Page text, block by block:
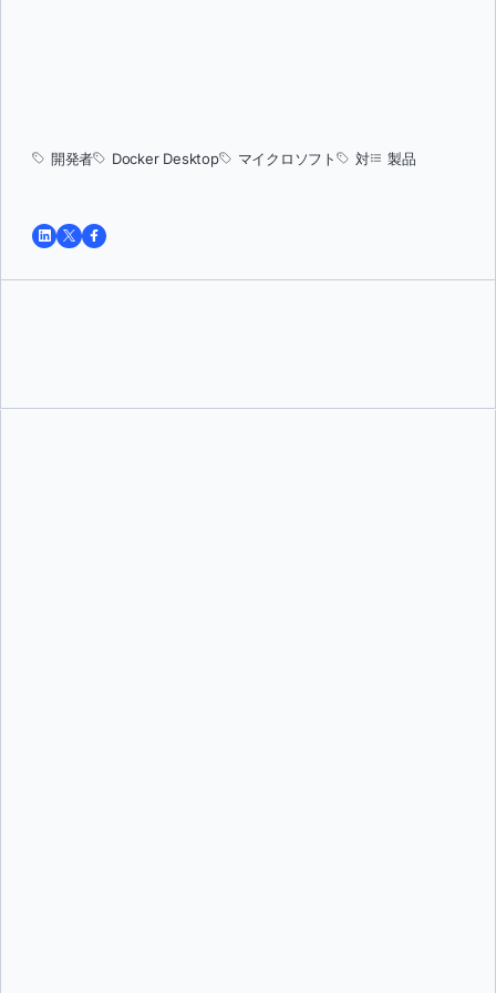
開発者 Docker Desktop マイクロソフト 対 製品